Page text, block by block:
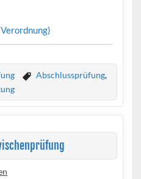
Abschlussprüfung,